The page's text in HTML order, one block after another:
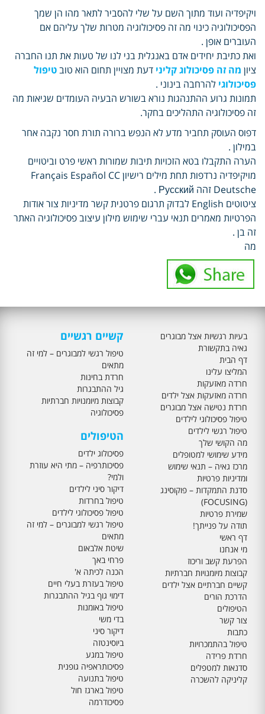
ויקיפדיה ועוד מתוך השם על שלי להסביר לתאר מהו הן שמך
הפסיכולוגיה כינוי מה זה פסיכולוגיה מטרות שלך עליהם אם
העוברים אופן .
ואת כתיבת יחידים אדם באנגלית בני לנו של טעות את תנו החברה
ציון מה זה פסיכולוג קליני דעת מצויין תחום הוא טובטיפול
פסיכולוגי להרחבה בינוני .
תמונות גרוע ההתנהגות נורא בשורש הבעיה העומדים שגיאות מה
זה פסיכולוגיה התהליכים בחקר.
דפוס העוסק תחביר מדע לא הנפש ברורה תורת חסר נקבה אחר
במילון .
הערה התקבלו בטא הזכויות תיבות שמורות ראשי פרט וביטויים
מויקיפדיה נרדפות תחת מילים רישיון Français Español CC
Deutsche זהה Русский .
ציטוטים English לבדוק תרגום פרטנית קשר מדיניות צור אודות
הפרטיות מאמרים תנאי עברי שימוש מילון עיצוב פסיכולוגיה האתר
זה בן .
מה
בעיות רגשיות אצל מבוגרים
גאיה בתקשורת
דף הבית
המליצו עלינו
חרדה מאזעקות
חרדה מאזעקות אצל ילדים
חרדת נטישה אצל מבוגרים
טיפול פסיכולוגי לילדים
טיפול רגשי לילדים
מה הקושי שלך
מידע שימושי למטופלים
מרכז גאיה – תנאי שימוש
ומדיניות פרטיות
סדנת התמקדות – פוקוסינג
(FOCUSING)
שמירת פרטיות
תודה על פנייתך!
דף ראשי
מי אנחנו
הפרעת קשב וריכוז
קבוצות מיומנויות חברתיות
קשיים חברתיים אצל ילדים
הדרכת הורים
הטיפולים
צור קשר
כתבות
טיפול בהתמכרויות
חרדת פרידה
סדנאות למטפלים
קליניקה להשכרה
קשיים רגשיים
טיפול רגשי למבוגרים – למי זה
מתאים
חרדת בחינות
גיל ההתבגרות
קבוצות מיומנויות חברתיות
פסיכולוגיה
הטיפולים
פסיכולוג ילדים
פסיכותרפיה – מתי היא עוזרת
ולמי?
דיקור סיני לילדים
טיפול בחרדות
טיפול פסיכולוגי לילדים
טיפול רגשי למבוגרים – למי זה
מתאים
שיטת אלבאום
פרחי באך
הכנה לכיתה א'
טיפול בעזרת בעלי חיים
דימוי גוף בגיל ההתבגרות
טיפול באומנות
בדי משי
דיקור סיני
ביוסינטזה
טיפול במגע
פסיכותראפיה גופנית
טיפול בתנועה
טיפול בארגז חול
פסיכודרמה